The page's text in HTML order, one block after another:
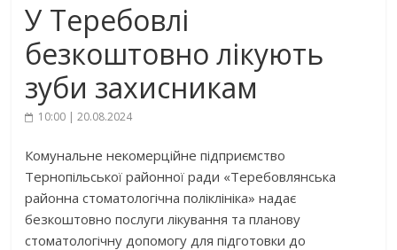
У Теребовлі
безкоштовно лікують
зуби захисникам
10:00 | 20.08.2024
Комунальне некомерційне підприємство
Тернопільської районної ради «Теребовлянська
районна стоматологічна поліклініка» надає
безкоштовно послуги лікування та планову
стоматологічну допомогу для підготовки до